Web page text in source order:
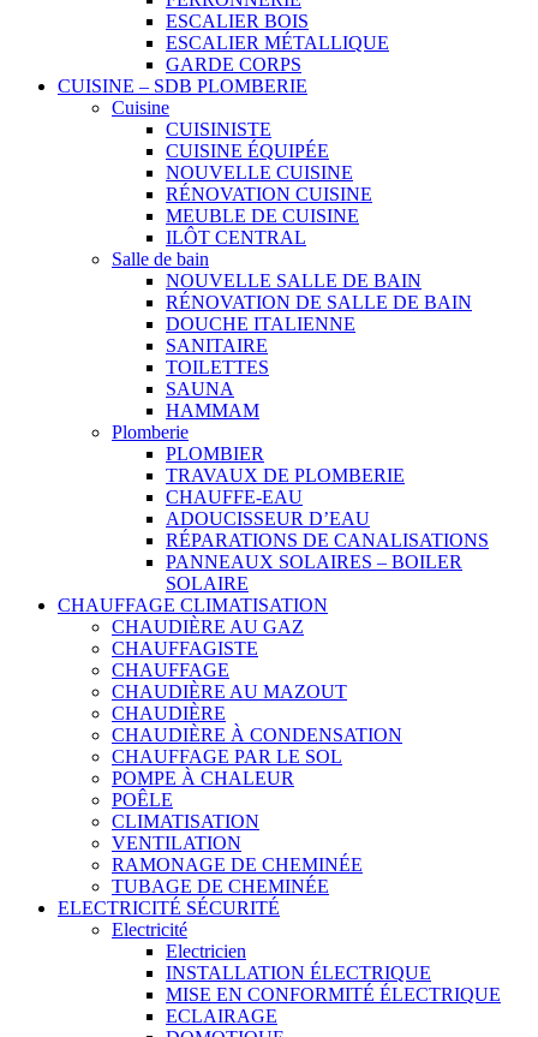
ESCALIER BOIS
ESCALIER MÉTALLIQUE
GARDE CORPS
CUISINE – SDB PLOMBERIE
Cuisine
CUISINISTE
CUISINE ÉQUIPÉE
NOUVELLE CUISINE
RÉNOVATION CUISINE
MEUBLE DE CUISINE
ILÔT CENTRAL
Salle de bain
NOUVELLE SALLE DE BAIN
RÉNOVATION DE SALLE DE BAIN
DOUCHE ITALIENNE
SANITAIRE
TOILETTES
SAUNA
HAMMAM
Plomberie
PLOMBIER
TRAVAUX DE PLOMBERIE
CHAUFFE-EAU
ADOUCISSEUR D’EAU
RÉPARATIONS DE CANALISATIONS
PANNEAUX SOLAIRES – BOILER
SOLAIRE
CHAUFFAGE CLIMATISATION
CHAUDIÈRE AU GAZ
CHAUFFAGISTE
CHAUFFAGE
CHAUDIÈRE AU MAZOUT
CHAUDIÈRE
CHAUDIÈRE À CONDENSATION
CHAUFFAGE PAR LE SOL
POMPE À CHALEUR
POÊLE
CLIMATISATION
VENTILATION
RAMONAGE DE CHEMINÉE
TUBAGE DE CHEMINÉE
ELECTRICITÉ SÉCURITÉ
Electricité
Electricien
INSTALLATION ÉLECTRIQUE
MISE EN CONFORMITÉ ÉLECTRIQUE
ECLAIRAGE